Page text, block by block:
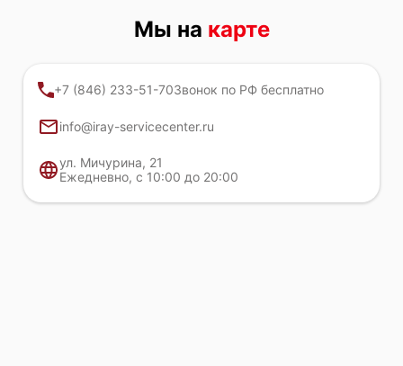
Мы на карте
+7 (846) 233-51-70Звонок по РФ бесплатно
info@iray-servicecenter.ru
ул. Мичурина, 21
Ежедневно, с 10:00 до 20:00